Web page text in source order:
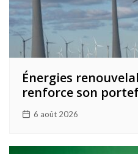
Énergies
renforce son
6 août 2026